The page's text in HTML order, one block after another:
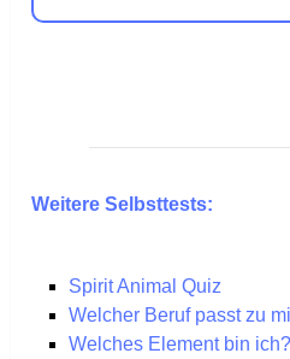
Weitere Selbsttests:
Spirit Animal Quiz
Welcher Beruf passt zu
Welches Element bin